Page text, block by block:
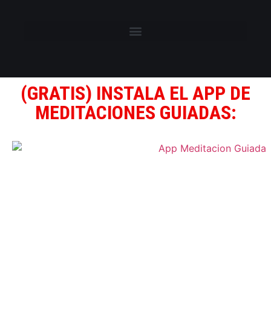
(GRATIS) INSTALA EL APP DE
MEDITACIONES GUIADAS: